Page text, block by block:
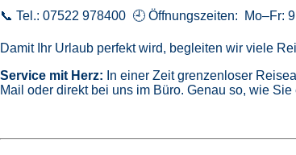
📞 Tel.: 07522 978400 🕘 Öffnungszeiten: Mo–Fr:
Damit Ihr Urlaub perfekt wird, begleiten wir viele
Service mit Herz: In einer Zeit grenzenloser
Mail oder direkt bei uns im Büro. Genau so, wie Sie